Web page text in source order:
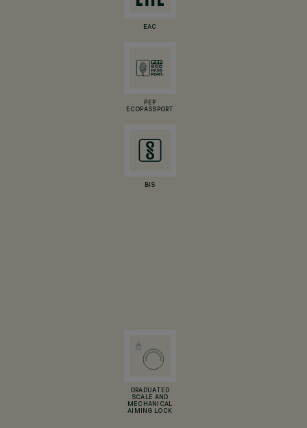
EAC
PEP
ECOPASSPORT
BIS
GRADUATED
SCALE AND
MECHANICAL
AIMING LOCK